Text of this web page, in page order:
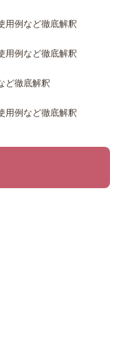
用例など徹底解釈
用例など徹底解釈
ど徹底解釈
用例など徹底解釈